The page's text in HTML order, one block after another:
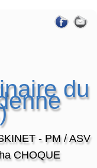
du
- PM / ASV
CHOQUE